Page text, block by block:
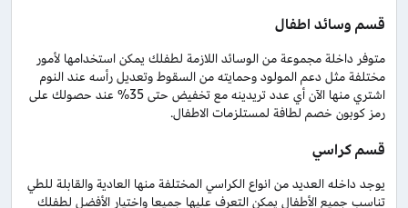
قسم وسائد اطفال
متوفر داخلة مجموعة من الوسائد اللازمة لطفلك يمكن استخدامها لأمور
مختلفة مثل دعم المولود وحمايته من السقوط وتعديل رأسه عند النوم
اشتري منها الآن أي عدد تريدينه مع تخفيض حتى 35% عند حصولك على
رمز كوبون خصم لطافة لمستلزمات الاطفال.
قسم كراسي
يوجد داخله العديد من انواع الكراسي المختلفة منها العادية والقابلة للطي
تناسب جميع الأطفال يمكن التعرف عليها جميعا واختيار الأفضل لطفلك